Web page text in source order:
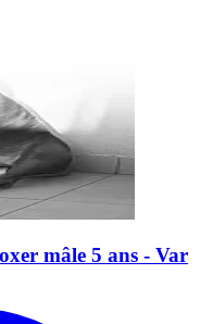
mâle 5 ans - Var